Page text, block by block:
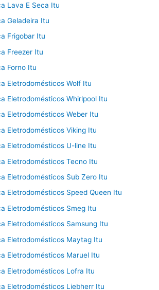
Lava E Seca Itu
Geladeira Itu
Frigobar Itu
Freezer Itu
Forno Itu
Eletrodomésticos Wolf Itu
Eletrodomésticos Whirlpool Itu
Eletrodomésticos Weber Itu
Eletrodomésticos Viking Itu
Eletrodomésticos U-line Itu
Eletrodomésticos Tecno Itu
Eletrodomésticos Sub Zero Itu
Eletrodomésticos Speed Queen Itu
Eletrodomésticos Smeg Itu
Eletrodomésticos Samsung Itu
Eletrodomésticos Maytag Itu
Eletrodomésticos Maruel Itu
Eletrodomésticos Lofra Itu
Eletrodomésticos Liebherr Itu